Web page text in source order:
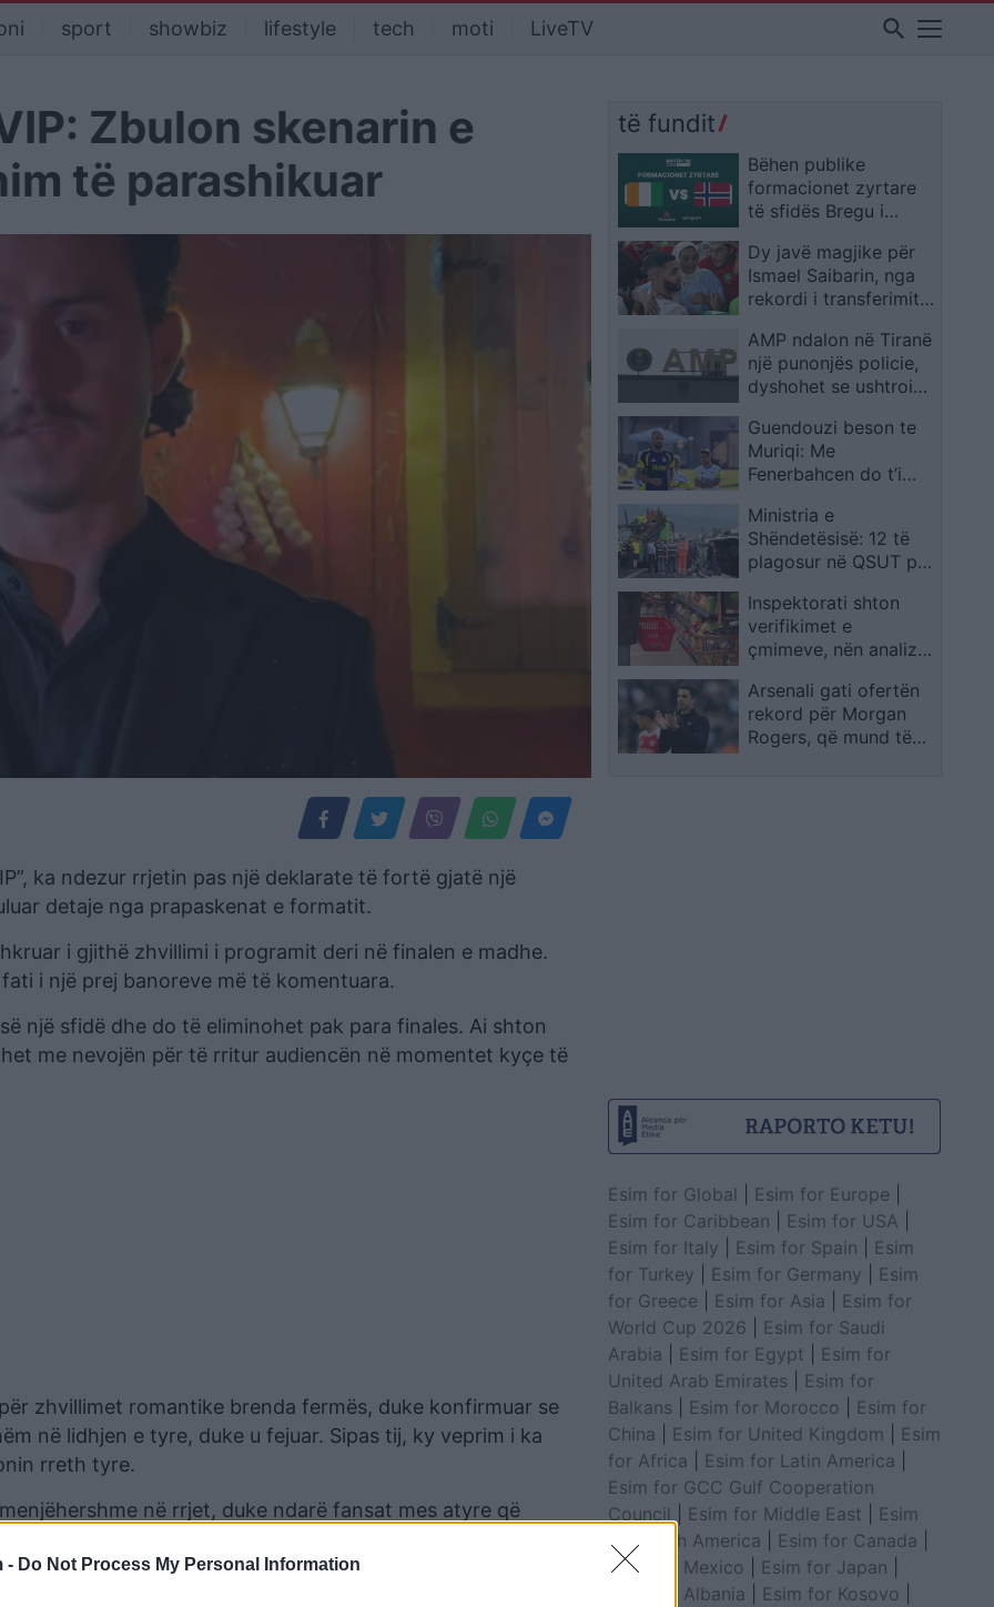
- Do Not Process My Personal Information
sport showbiz lifestyle tech moti LiveTV search
Zbulon skenarin e
të parashikuar
ka ndezur rrjetin pas një deklarate të fortë gjatë një
detaje nga prapaskenat e formatit.
i gjithë zhvillimi i programit deri në finalen e madhe.
i një prej banoreve më të komentuara.
një sfidë dhe do të eliminohet pak para finales. Ai shton
me nevojën për të rritur audiencën në momentet kyçe të
zhvillimet romantike brenda fermës, duke konfirmuar se
në lidhjen e tyre, duke u fejuar. Sipas tij, ky veprim i ka
rreth tyre.
në rrjet, duke ndarë fansat mes atyre që
përpjekje për vëmendje.
të rezultojnë të vërteta në javët në vijim të “Ferma VIP”.
të fundit
Bëhen publike
formacionet zyrtare
të sfidës Bregu i
titullarë nga minuta e
parë emrat kryesorë
Dy javë magjike për
Ismael Saibarin, nga
rekordi i transferimit
protagonisti i Marokut
AMP ndalon në Tiranë
një punonjës policie,
dyshohet se ushtroi
mitur
Guendouzi beson te
Muriqi: Me
Fenerbahcen do t’i
Ministria e
Shëndetësisë: 12 të
plagosur në QSUT pas
autostradën Tiranë-
Durrës, 7 në gjendje
të rëndë
Inspektorati shton
verifikimet e
çmimeve, nën analizë
artikuj të shportës së
konsumit
Arsenali gati ofertën
rekord për Morgan
Rogers, që mund të
Esim for Global Esim for Europe
Esim for Caribbean
Esim for USA
Esim for Italy
Esim for Spain
Esim
for Turkey
Esim for Germany
Esim
for Greece
Esim for Asia
Esim for
World Cup 2026
Esim for Saudi
Arabia
Esim for Egypt
Esim for
United Arab Emirates
Esim for
Balkans
Esim for Morocco
Esim for
China
Esim for United Kingdom
Esim
for Africa
Esim for Latin America
Esim for GCC Gulf Cooperation
Council
Esim for Middle East
Esim
for South America
Esim for Canada
Esim for Mexico
Esim for Japan
Esim for Albania
Esim for Kosovo